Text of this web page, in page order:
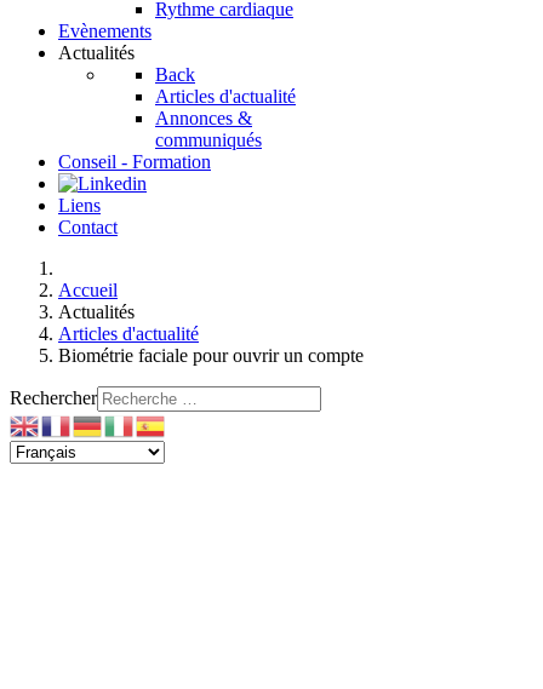
Rythme cardiaque
Evènements
Actualités
Back
Articles d'actualité
Annonces &
communiqués
Conseil - Formation
Liens
Contact
Accueil
Actualités
Articles d'actualité
Biométrie faciale pour ouvrir un compte
Rechercher